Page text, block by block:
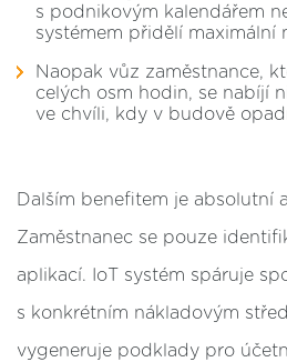
s podnikovým kalendářem
systémem přidělí maximální
Naopak vůz zaměstnance,
celých osm hodin, se nabíjí
ve chvíli, kdy v budově
Dalším benefitem je absolutní
Zaměstnanec se pouze
aplikací. IoT systém spáruje
s konkrétním nákladovým
vygeneruje podklady pro